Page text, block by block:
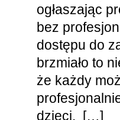
ogłaszając
bez
dostępu do
brzmiało to
że każdy
dzieci. […]